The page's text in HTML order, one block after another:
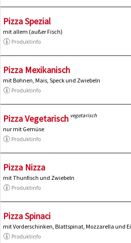
Pizza Spezial
mit allem (außer Fisch)
Produktinfo
Pizza Mexikanisch
mit Bohnen, Mais, Speck und Zwiebeln
Produktinfo
Pizza Vegetarisch vegetarisch
nur mit Gemüse
Produktinfo
Pizza Nizza
mit Thunfisch und Zwiebeln
Produktinfo
Pizza Spinaci
mit Vorderschinken, Blattspinat, Mozzarella und Ei
Produktinfo